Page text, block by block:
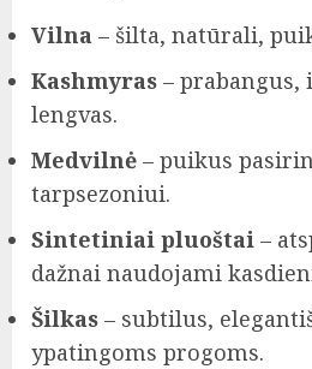
Vilna – šilta, natūrali,
Kashmyras –
lengvas.
Medvilnė – puikus
tarpsezoniui.
Sintetiniai pluoštai –
dažnai naudojami
Šilkas – subtilus,
ypatingoms progoms.